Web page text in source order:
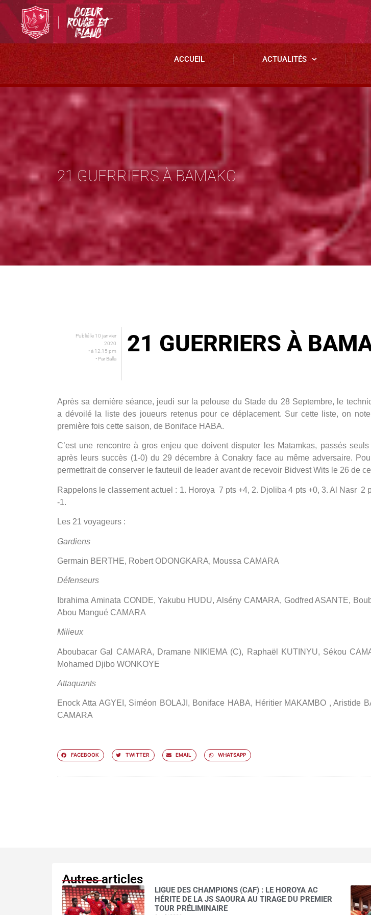
ACCUEIL ACTUALITÉS
21 GUERRIERS À BAMAKO
Publié le 10 janvier
2020
• à 12:15 pm
• ParBalla
21 GUERRIERS À
Après sa dernière séance, jeudi sur la pelouse du Stade du 28 Septembre, le
a dévoilé la liste des joueurs retenus pour ce déplacement. Sur cette liste, on
première fois cette saison, de Boniface HABA.
C’est une rencontre à gros enjeu que doivent disputer les Matamkas, passés
après leurs succès (1-0) du 29 décembre à Conakry face au même adversaire.
permettrait de conserver le fauteuil de leader avant de recevoir Bidvest Wits le 26 de
Rappelons le classement actuel : 1. Horoya 7 pts +4, 2. Djoliba 4 pts +0, 3. Al Nasr 2
-1.
Les 21 voyageurs :
Gardiens
Germain BERTHE, Robert ODONGKARA, Moussa CAMARA
Défenseurs
Ibrahima Aminata CONDE, Yakubu HUDU, Alsény CAMARA, Godfred ASANTE,
Abou Mangué CAMARA
Milieux
Aboubacar Gal CAMARA, Dramane NIKIEMA (C), Raphaël KUTINYU, Sékou
Mohamed Djibo WONKOYE
Attaquants
Enock Atta AGYEI, Siméon BOLAJI, Boniface HABA, Héritier MAKAMBO , Aristide
CAMARA
FACEBOOK TWITTER EMAIL WHATSAPP
Autres articles
LIGUE DES CHAMPIONS (CAF) : LE HOROYA AC
HÉRITE DE LA JS SAOURA AU TIRAGE DU PREMIER
TOUR PRÉLIMINAIRE